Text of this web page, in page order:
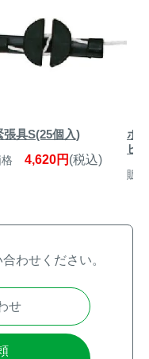
張具S(25個入)
4,620円 (税込)
ホ
ビ
販
わせください。
せ